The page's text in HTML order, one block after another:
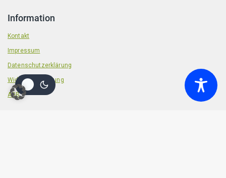
Information
Kontakt
Impressum
Datenschutzerklärung
Widerrufsbelehrung
AGB